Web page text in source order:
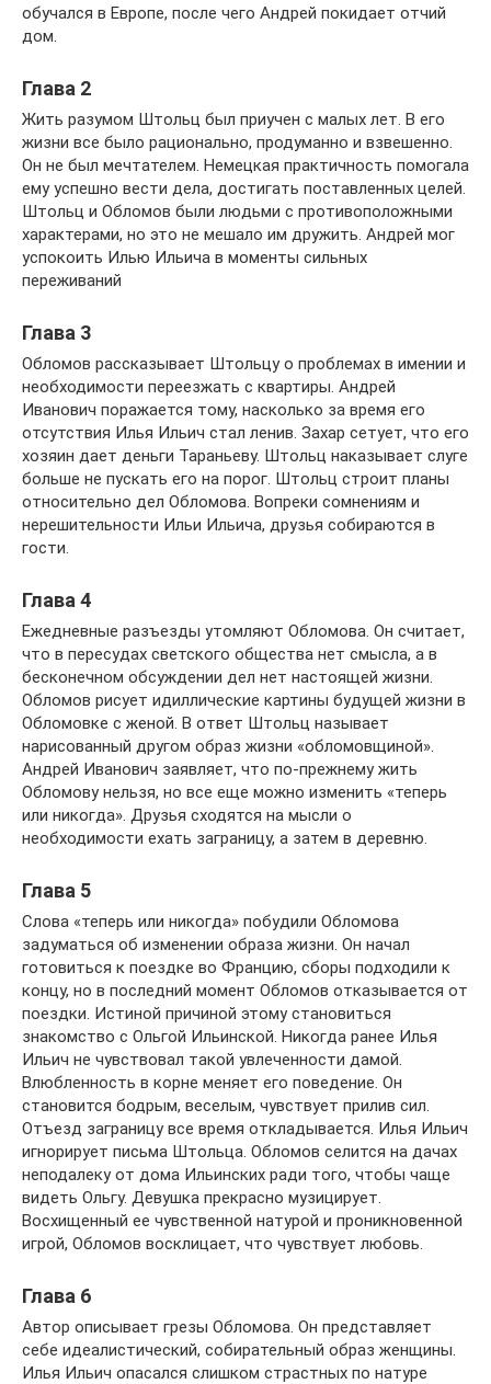
обучался в Европе, после чего Андрей покидает отчий
дом.
Глава 2
Жить разумом Штольц был приучен с малых лет. В его
жизни все было рационально, продуманно и взвешенно.
Он не был мечтателем. Немецкая практичность помогала
ему успешно вести дела, достигать поставленных целей.
Штольц и Обломов были людьми с противоположными
характерами, но это не мешало им дружить. Андрей мог
успокоить Илью Ильича в моменты сильных
переживаний
Глава 3
Обломов рассказывает Штольцу о проблемах в имении и
необходимости переезжать с квартиры. Андрей
Иванович поражается тому, насколько за время его
отсутствия Илья Ильич стал ленив. Захар сетует, что его
хозяин дает деньги Тараньеву. Штольц наказывает слуге
больше не пускать его на порог. Штольц строит планы
относительно дел Обломова. Вопреки сомнениям и
нерешительности Ильи Ильича, друзья собираются в
гости.
Глава 4
Ежедневные разъезды утомляют Обломова. Он считает,
что в пересудах светского общества нет смысла, а в
бесконечном обсуждении дел нет настоящей жизни.
Обломов рисует идиллические картины будущей жизни в
Обломовке с женой. В ответ Штольц называет
нарисованный другом образ жизни «обломовщиной».
Андрей Иванович заявляет, что по-прежнему жить
Обломову нельзя, но все еще можно изменить «теперь
или никогда». Друзья сходятся на мысли о
необходимости ехать заграницу, а затем в деревню.
Глава 5
Слова «теперь или никогда» побудили Обломова
задуматься об изменении образа жизни. Он начал
готовиться к поездке во Францию, сборы подходили к
концу, но в последний момент Обломов отказывается от
поездки. Истиной причиной этому становиться
знакомство с Ольгой Ильинской. Никогда ранее Илья
Ильич не чувствовал такой увлеченности дамой.
Влюбленность в корне меняет его поведение. Он
становится бодрым, веселым, чувствует прилив сил.
Отъезд заграницу все время откладывается. Илья Ильич
игнорирует письма Штольца. Обломов селится на дачах
неподалеку от дома Ильинских ради того, чтобы чаще
видеть Ольгу. Девушка прекрасно музицирует.
Восхищенный ее чувственной натурой и проникновенной
игрой, Обломов восклицает, что чувствует любовь.
Глава 6
Автор описывает грезы Обломова. Он представляет
себе идеалистический, собирательный образ женщины.
Илья Ильич опасался слишком страстных по натуре